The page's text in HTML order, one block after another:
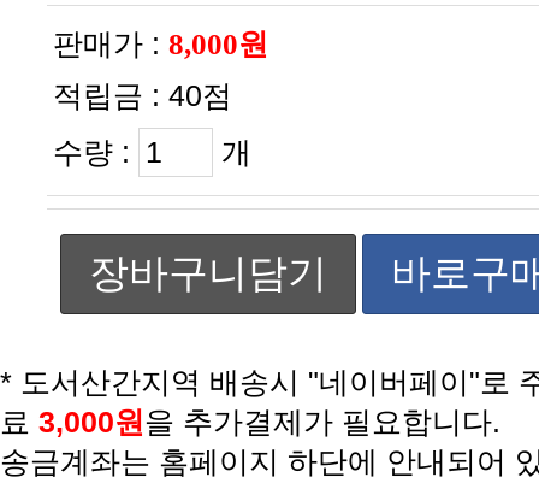
판매가 : 8,000원
적립금 : 40점
수량 :
개
장바구니담기 바로구
료 3,000원 을 추가결제가 필요합니다.
송금계좌는 홈페이지 하단에 안내되어